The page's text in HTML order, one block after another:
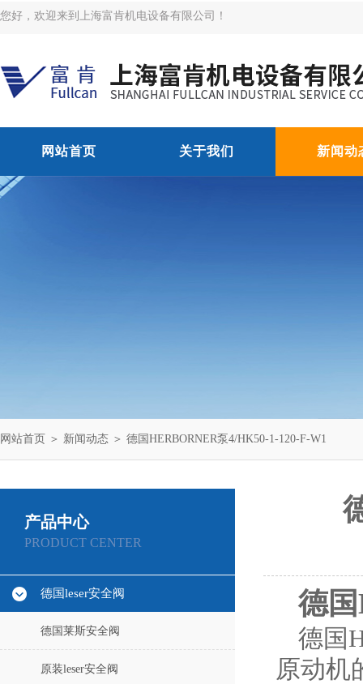
您好，欢迎来到上海富肯机电设备有限公司！
网站首页 关于我们 新闻动
网站首页 ＞ 新闻动态 ＞ 德国HERBORNER泵4/HK50-1-120-F-W1
产品中心
PRODUCT CENTER
德国leser安全阀
德国莱斯安全阀
原装leser安全阀
德
德国
原动机